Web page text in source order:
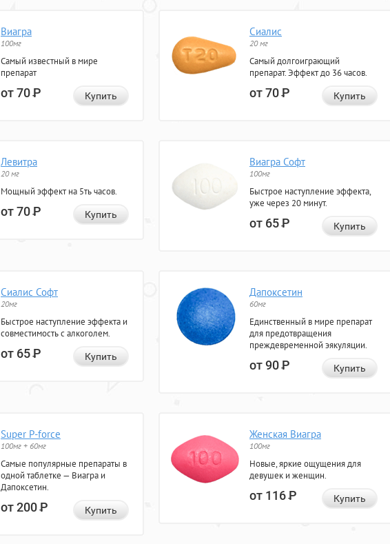
Виагра
100мг
Самый известный в мире
препарат
от 70Р Купить
Сиалис
20 мг
Самый долгоиграющий
препарат. Эффект до 36 часов.
от 70Р Купить
Левитра
20 мг
Мощный эффект на 5ть часов.
от 70Р Купить
Виагра Софт
100мг
Быстрое наступление эффекта,
уже через 20 минут.
от 65Р Купить
Сиалис Софт
20мг
Быстрое наступление эффекта и
совместимость с алкоголем.
от 65Р Купить
Дапоксетин
60мг
Единственный в мире препарат
для предотвращения
преждевременной эякуляции.
от 90Р Купить
Super P-force
100мг + 60мг
Самые популярные препараты в
одной таблетке — Виагра и
Дапоксетин.
от 200Р Купить
Женская Виагра
100мг
Новые, яркие ощущения для
девушек и женщин.
от 116Р Купить